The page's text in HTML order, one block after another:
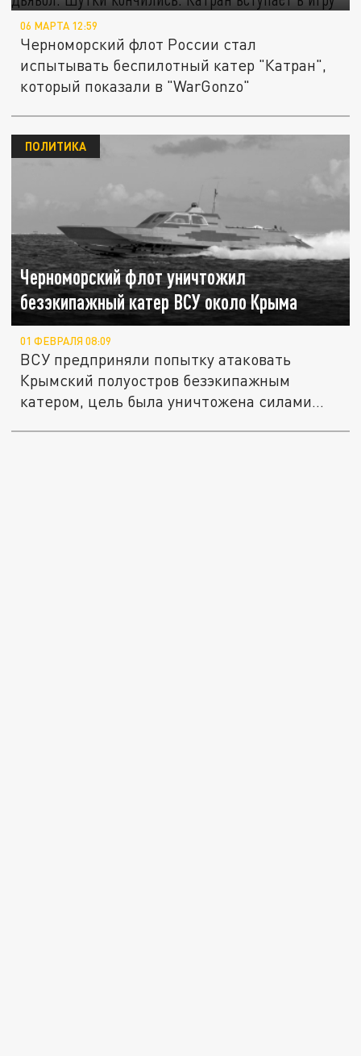
06 МАРТА 12:59
Черноморский флот России стал
испытывать беспилотный катер "Катран",
который показали в "WarGonzo"
Черноморский флот уничтожил
безэкипажный катер ВСУ около Крыма
ПОЛИТИКА
01 ФЕВРАЛЯ 08:09
ВСУ предприняли попытку атаковать
Крымский полуостров безэкипажным
катером, цель была уничтожена силами...